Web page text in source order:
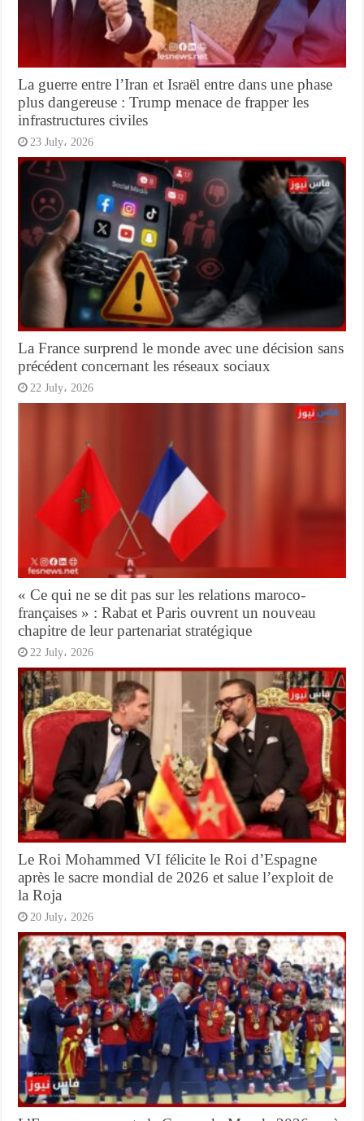
La guerre entre l’Iran et Israël entre dans une phase
plus dangereuse : Trump menace de frapper les
infrastructures civiles
23 July، 2026
La France surprend le monde avec une décision sans
précédent concernant les réseaux sociaux
22 July، 2026
« Ce qui ne se dit pas sur les relations maroco-
françaises » : Rabat et Paris ouvrent un nouveau
chapitre de leur partenariat stratégique
22 July، 2026
Le Roi Mohammed VI félicite le Roi d’Espagne
après le sacre mondial de 2026 et salue l’exploit de
la Roja
20 July، 2026